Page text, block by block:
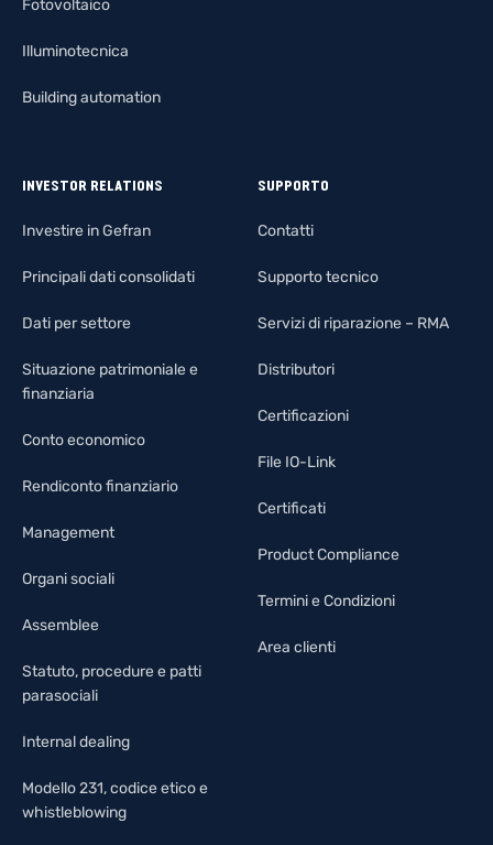
Fotovoltaico
Illuminotecnica
Building automation
INVESTOR RELATIONS
Investire in Gefran
Principali dati consolidati
Dati per settore
Situazione patrimoniale e
finanziaria
Conto economico
Rendiconto finanziario
Management
Organi sociali
Assemblee
Statuto, procedure e patti
parasociali
Internal dealing
Modello 231, codice etico e
whistleblowing
SUPPORTO
Contatti
Supporto tecnico
Servizi di riparazione – RMA
Distributori
Certificazioni
File IO-Link
Certificati
Product Compliance
Termini e Condizioni
Area clienti